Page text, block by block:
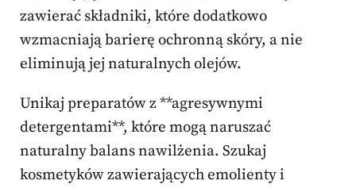
zawierać składniki, które dodatkowo
wzmacniają barierę ochronną skóry, a nie
eliminują jej naturalnych olejów.
Unikaj preparatów z **agresywnymi
detergentami**, które mogą naruszać
naturalny balans nawilżenia. Szukaj
kosmetyków zawierających emolienty i